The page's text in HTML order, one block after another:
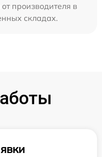
производителя в
складах.